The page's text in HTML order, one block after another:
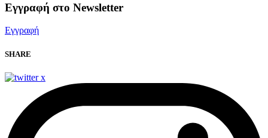
Eγγραφή στο Newsletter
Εγγραφή
SHARE